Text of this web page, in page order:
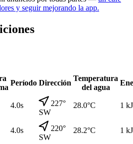
y seguir mejorando la app.
Período Dirección
Temperatura
del agua
4.0s 227°
SW
28.0°C 1 kJ
4.0s 220°
SW
28.2°C 1 kJ